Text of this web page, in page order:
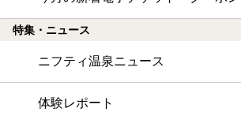
特集・ニュース
ニフティ温泉ニュース
体験レポート